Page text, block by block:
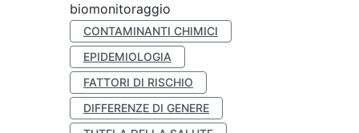
biomonitoraggio
CONTAMINANTI CHIMICI
EPIDEMIOLOGIA
FATTORI DI RISCHIO
DIFFERENZE DI GENERE